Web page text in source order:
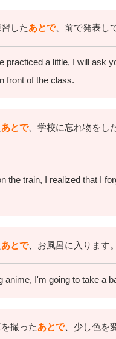
したあとで、前で発表し
practiced a little, I will ask
front of the class.
あとで、学校に忘れ物をし
the train, I realized that I
あとで、お風呂に入ります。
anime, I'm going to take a
撮ったあとで、少し色を